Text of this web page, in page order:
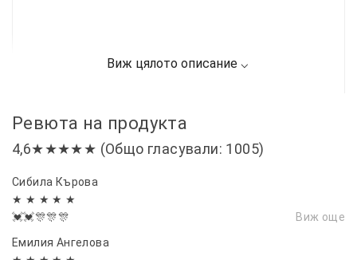
Ревюта на продукта
4,6★★★★★ (Общо гласували: 1005)
Сибила Кърова
★ ★ ★ ★ ★
💓💓🎊🎊🎊
Виж още
Емилия Ангелова